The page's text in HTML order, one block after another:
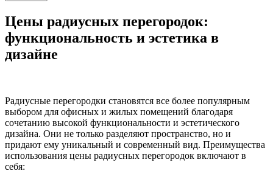
Цены радиусных перегородок:
функциональность и эстетика в
дизайне
Радиусные перегородки становятся все более популярным
выбором для офисных и жилых помещений благодаря
сочетанию высокой функциональности и эстетического
дизайна. Они не только разделяют пространство, но и
придают ему уникальный и современный вид. Преимущества
использования цены радиусных перегородок включают в
себя: